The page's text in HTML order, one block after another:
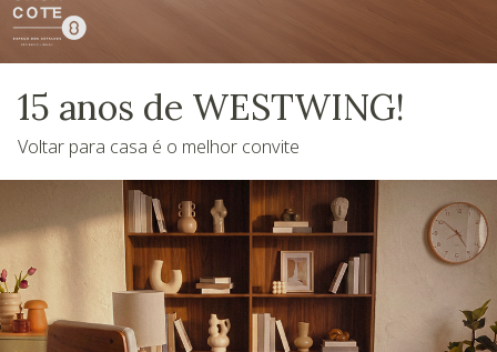
15 anos de WESTWING!
Voltar para casa é o melhor convite